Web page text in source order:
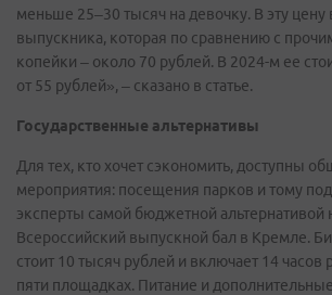
меньше 25–30 тысяч на девочку. В эту цену
выпускника, которая по сравнению с
копейки – около 70 рублей. В 2024-м ее
от 55 рублей», – сказано в статье.
Государственные альтернативы
Для тех, кто хочет сэкономить, доступны
мероприятия: посещения парков и тому
эксперты самой бюджетной альтернативой
Всероссийский выпускной бал в Кремле.
стоит 10 тысяч рублей и включает 14 часов
пяти площадках. Питание и